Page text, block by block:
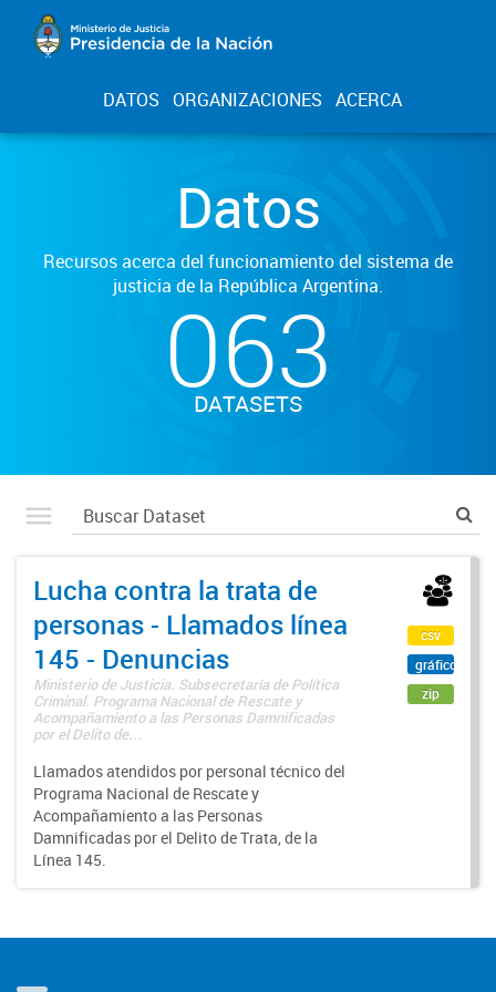
DATOS ORGANIZACIONES ACERCA
Datos
Recursos acerca del funcionamiento del sistema de
justicia de la República Argentina.
063
DATASETS
Lucha contra la trata de
personas - Llamados línea
145 - Denuncias
Ministerio de Justicia. Subsecretaría de Política
Criminal. Programa Nacional de Rescate y
Acompañamiento a las Personas Damnificadas
por el Delito de...
Llamados atendidos por personal técnico del
Programa Nacional de Rescate y
Acompañamiento a las Personas
Damnificadas por el Delito de Trata, de la
Línea 145.
csv
gráfico
zip